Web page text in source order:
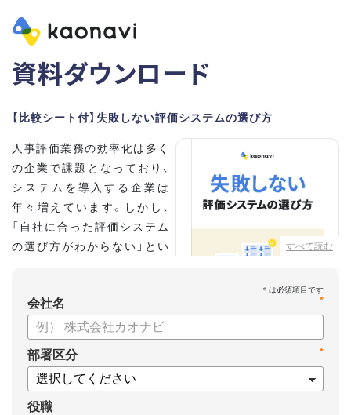
資料ダウンロード
【比較シート付】失敗しない評価システムの選び方
すべて読む
人事評価業務の効率化は多く
の企業で課題となっており、
システムを導入する企業は
年々増えています。しかし、
「自社に合った評価システム
の選び方がわからない」とい
こちらの資料では、
・人事評価システムが必要な企業の特徴
・導入検討に必要な3つの視点
・7つの選定ポイント
についてまとめましたので、ぜひお役立てください。
*
会社名
*
部署区分
役職